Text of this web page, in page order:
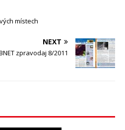
místech
NEXT
zpravodaj 8/2011